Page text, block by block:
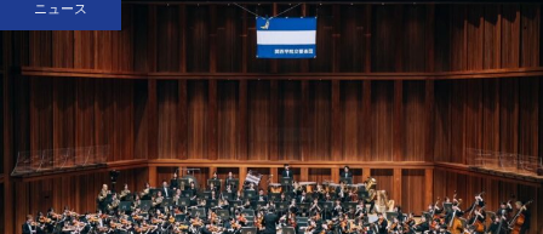
ニュース